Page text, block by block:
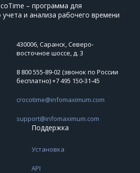
– программа для
и анализа рабочего времени
430006, Саранск, Северо-
восточное шоссе, д. 3
8 800 555-89-02 (звонок по России
бесплатно) +7 495 150‑31‑45
crocotime@infomaximum.com
support@infomaximum.com
Поддержка
Установка
API